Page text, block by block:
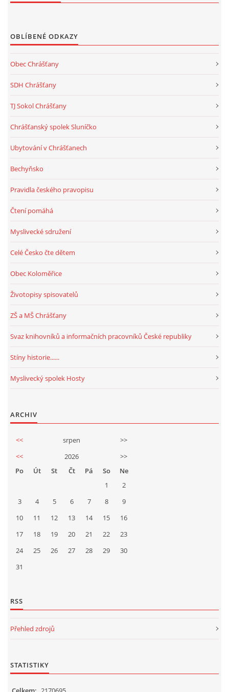
OBLÍBENÉ ODKAZY
Obec Chrášťany
SDH Chrášťany
TJ Sokol Chrášťany
Chrášťanský spolek Sluníčko
Ubytování v Chrášťanech
Bechyňsko
Pravidla českého pravopisu
Čtení pomáhá
Myslivecké sdružení
Celé Česko čte dětem
Obec Koloměřice
Životopisy spisovatelů
ZŠ a MŠ Chrášťany
Svaz knihovníků a informačních pracovníků České republiky
Stíny historie......
Myslivecký spolek Hosty
ARCHIV
<< srpen
>>
<<
2026
>>
Po
Út St Čt Pá So
Ne
1
2
3
4 5 6 7 8
9
10
11 12 13 14 15
16
17
18 19 20 21 22
23
24
25 26 27 28 29
30
31
RSS
Přehled zdrojů
STATISTIKY